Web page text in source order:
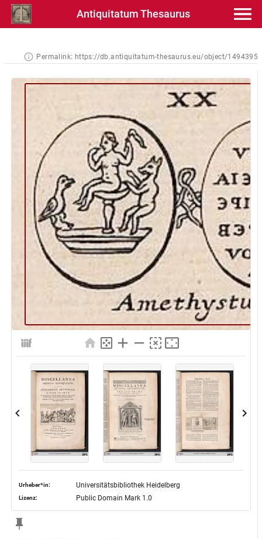
Antiquitatum Thesaurus
Permalink: https://db.antiquitatum-thesaurus.eu/object/1494395
Urheber*in: Universitätsbibliothek Heidelberg
Lizenz: Public Domain Mark 1.0